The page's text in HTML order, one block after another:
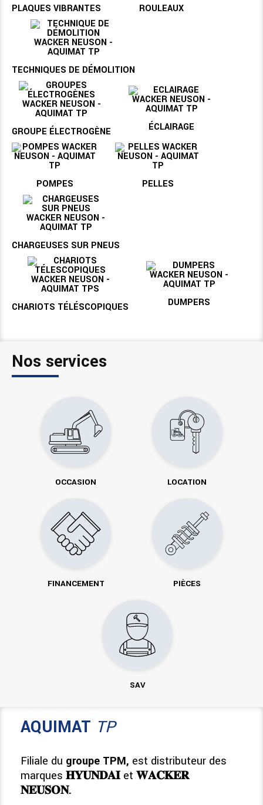
PLAQUES VIBRANTES ROULEAUX
TECHNIQUES DE DÉMOLITION
GROUPE ÉLECTROGÈNE ÉCLAIRAGE
POMPES PELLES
CHARGEUSES SUR PNEUS
CHARIOTS TÉLÉSCOPIQUES DUMPERS
Nos services
OCCASION LOCATION
FINANCEMENT PIÈCES
SAV
AQUIMAT TP
Filiale du groupe TPM, est distributeur des
marques 𝐇𝐘𝐔𝐍𝐃𝐀𝐈et 𝐖𝐀𝐂𝐊𝐄𝐑
𝐍𝐄𝐔𝐒𝐎𝐍.